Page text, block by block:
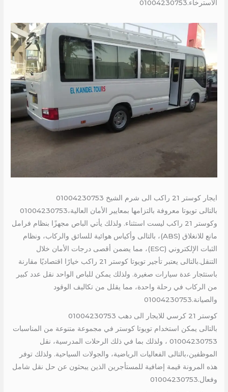
الاسترخاء.01004230753
ايجار كوستر 21 راكب الى شرم الشيخ 01004230753
بالتالى تويوتا معروفة بالتزامها بمعايير الأمان العالية،01004230753
وكوستر 21 راكب ليست استثناء. ولذلك يأتي الباص مجهزًا بنظام فرامل
مانع للانغلاق (ABS)، بالتالى وأكياس هوائية للسائق والركاب، ونظام
الثبات الإلكتروني (ESC)، مما يضمن أقصى درجات الأمان خلال
التنقل.بالتالى يعتبر تأجير تويوتا كوستر 21 راكب خيارًا اقتصاديًا مقارنة
باستئجار عدة سيارات صغيرة. ولذلك يمكن للباص الواحد نقل عدد كبير
من الركاب في رحلة واحدة، مما يقلل من تكاليف الوقود
والصيانة.01004230753
كوستر 21 كرسي للايجار الى دهب 01004230753
بالتالى يمكن استخدام تويوتا كوستر في مجموعة متنوعة من المناسبات
01004230753 ، ولذلك بما في ذلك الرحلات المدرسية، نقل
الموظفين،بالتالى الفعاليات الرياضية، والجولات السياحية. ولذلك توفر
هذه المرونة قيمة إضافية للمستأجرين الذين يبحثون عن حل نقل شامل
وفعال.01004230753